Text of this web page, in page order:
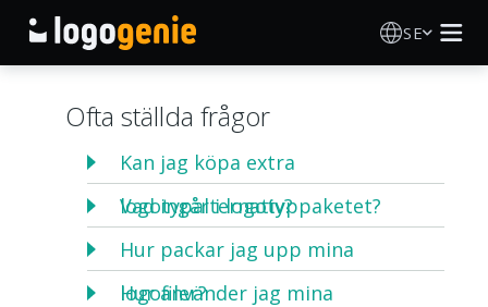
SE
AI logotypgenerator
Logotypidéer
Tryckta produkter
Ofta ställda frågor
Kan jag köpa extra
logotypalternativ?
Vad ingår i logotyppaketet?
Hur packar jag upp mina
logofiler?
Hur använder jag mina